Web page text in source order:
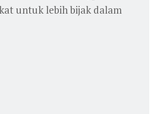
untuk lebih bijak dalam